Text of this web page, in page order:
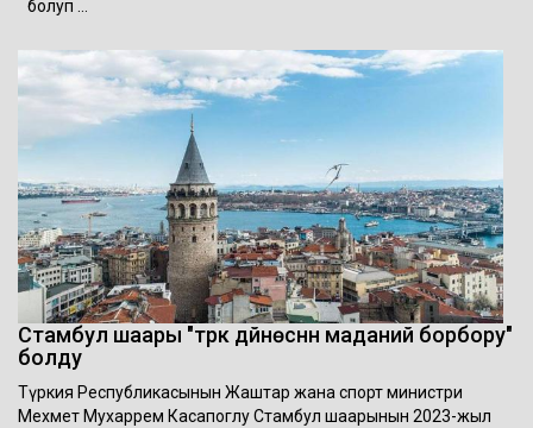
болуп …
Стамбул шаары "түрк дүйнөсүнүн маданий борбору"
болду
Түркия Республикасынын Жаштар жана спорт министри
Мехмет Мухаррем Касапоглу Стамбул шаарынын 2023-жыл